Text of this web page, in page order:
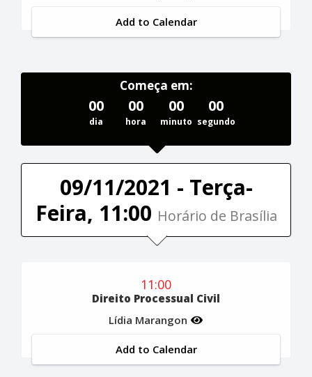
Add to Calendar
Começa em:
00
dia
00
hora
00
minuto
00
segundo
09/11/2021 - Terça-
Feira, 11:00 Horário de Brasília
11:00
Direito Processual Civil
Lídia Marangon
Add to Calendar